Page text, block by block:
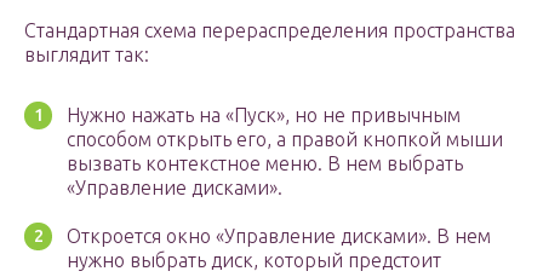
Стандартная схема перераспределения пространства
выглядит так:
Нужно нажать на «Пуск», но не привычным
способом открыть его, а правой кнопкой мыши
вызвать контекстное меню. В нем выбрать
«Управление дисками».
Откроется окно «Управление дисками». В нем
нужно выбрать диск, который предстоит